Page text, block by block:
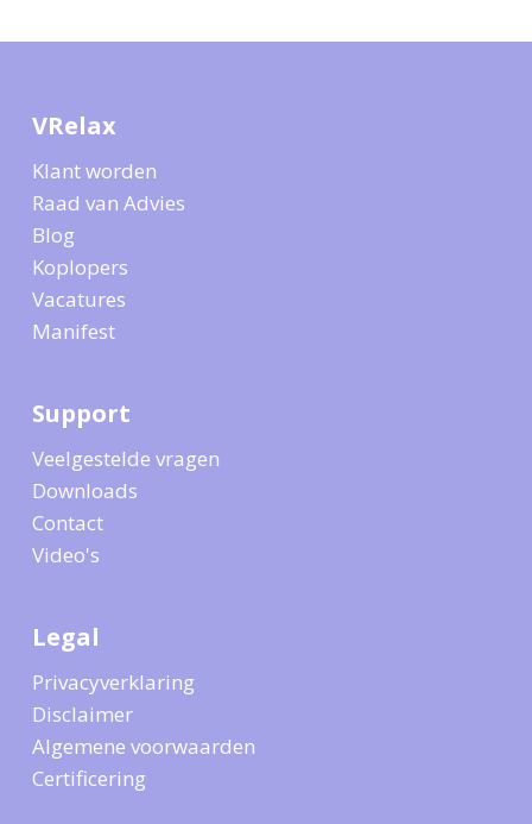
VRelax
Klant worden
Raad van Advies
Blog
Koplopers
Vacatures
Manifest
Support
Veelgestelde vragen
Downloads
Contact
Video's
Legal
Privacyverklaring
Disclaimer
Algemene voorwaarden
Certificering